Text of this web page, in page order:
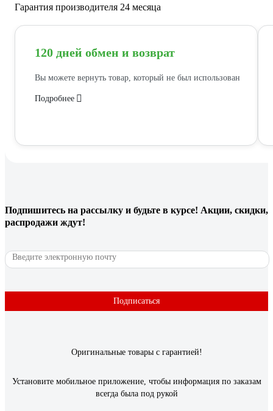
Гарантия производителя 24 месяца
120 дней обмен и возврат
Вы можете вернуть товар, который не был использован
Подробнее
Подпишитесь на рассылку и будьте в курсе! Акции, скидки,
распродажи ждут!
Подписаться
Оригинальные товары с гарантией!
Установите мобильное приложение, чтобы информация по заказам
всегда была под рукой